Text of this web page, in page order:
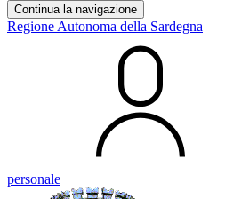
Continua la navigazione
Regione Autonoma della Sardegna
personale